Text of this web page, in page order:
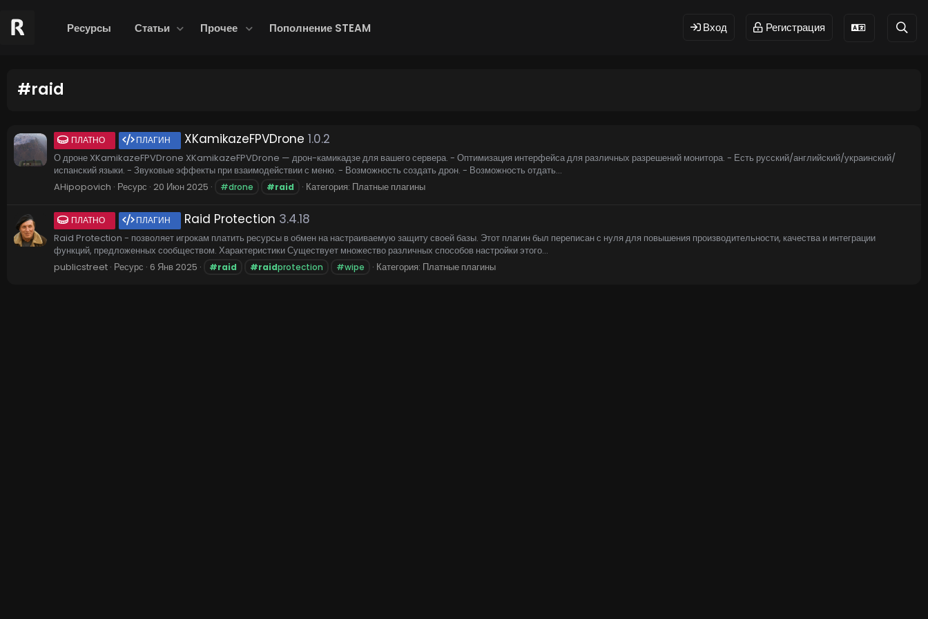
Ресурсы Статьи Прочее Пополнение STEAM Вход Регистрация
#raid
ПЛАТНО ПЛАГИН XKamikazeFPVDrone 1.0.2
О дроне XKamikazeFPVDrone XKamikazeFPVDrone — дрон-камикадзе для вашего сервера. - Оптимизация интерфейса для различных разрешений монитора. - Есть русский/английский/украинский/
испанский языки. - Звуковые эффекты при взаимодействии с меню. - Возможность создать дрон. - Возможность отдать...
AHipopovich Ресурс 20 Июн 2025 #drone #raid Категория: Платные плагины
ПЛАТНО ПЛАГИН Raid Protection 3.4.18
Raid Protection - позволяет игрокам платить ресурсы в обмен на настраиваемую защиту своей базы. Этот плагин был переписан с нуля для повышения производительности, качества и интеграции
функций, предложенных сообществом. Характеристики Существует множество различных способов настройки этого...
publicstreet Ресурс 6 Янв 2025 #raid #raidprotection #wipe Категория: Платные плагины